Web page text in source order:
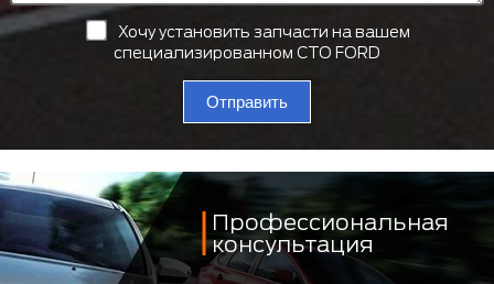
Хочу установить запчасти на вашем
специализированном СТО FORD
Отправить
Профессиональная
консультация